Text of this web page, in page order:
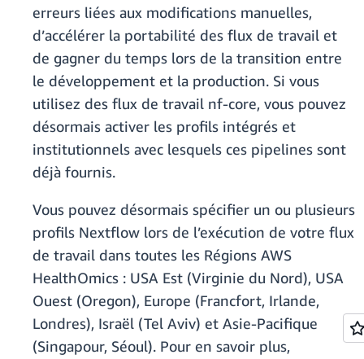
erreurs liées aux modifications manuelles,
d’accélérer la portabilité des flux de travail et
de gagner du temps lors de la transition entre
le développement et la production. Si vous
utilisez des flux de travail nf-core, vous pouvez
désormais activer les profils intégrés et
institutionnels avec lesquels ces pipelines sont
déjà fournis.
Vous pouvez désormais spécifier un ou plusieurs
profils Nextflow lors de l’exécution de votre flux
de travail dans toutes les Régions AWS
HealthOmics : USA Est (Virginie du Nord), USA
Ouest (Oregon), Europe (Francfort, Irlande,
Londres), Israël (Tel Aviv) et Asie-Pacifique
(Singapour, Séoul). Pour en savoir plus,